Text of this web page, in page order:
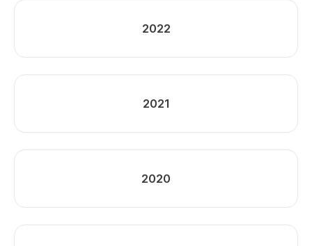
2022
2021
2020